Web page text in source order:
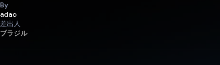
By
adao
差出人
ブラジル